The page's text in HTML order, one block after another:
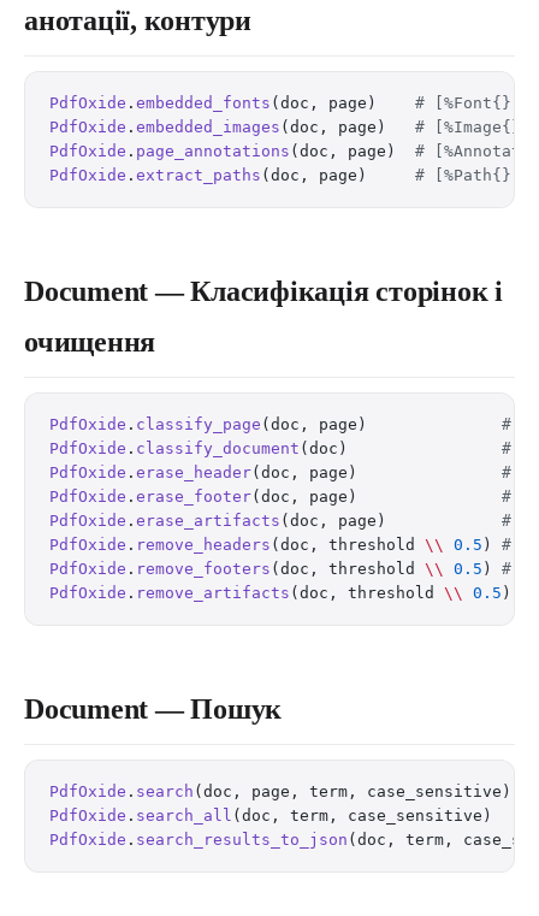
анотації, контури
PdfOxide . embedded_fonts (doc, page) # [%Font{}]
PdfOxide . embedded_images (doc, page) #
PdfOxide . page_annotations (doc, page) #
PdfOxide . extract_paths (doc, page) # [%Path{}]
Document — Класифікація сторінок і
очищення
PdfOxide . classify_page (doc, page) #
PdfOxide . classify_document (doc) #
PdfOxide . erase_header(doc, page) #
PdfOxide . erase_footer(doc, page) #
PdfOxide . erase_artifacts (doc, page) #
PdfOxide . remove_headers (doc, threshold \\ 0.5 ) #
PdfOxide . remove_footers (doc, threshold \\ 0.5 ) #
PdfOxide . remove_artifacts (doc, threshold \\ 0.5 )
Document — Пошук
PdfOxide . search (doc, page, term,
PdfOxide . search_all (doc, term,
PdfOxide . search_results_to_json (doc, term,